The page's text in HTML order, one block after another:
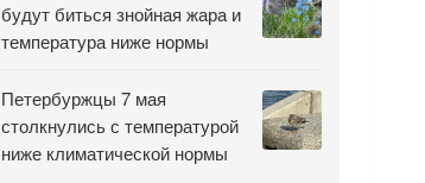
будут биться знойная жара и
температура ниже нормы
Петербуржцы 7 мая
столкнулись с температурой
ниже климатической нормы